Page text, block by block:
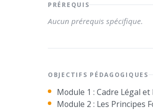
PRÉREQUIS
Aucun prérequis spécifique.
OBJECTIFS PÉDAGOGIQUES
Module 1 : Cadre Légal
Module 2 : Les Principes